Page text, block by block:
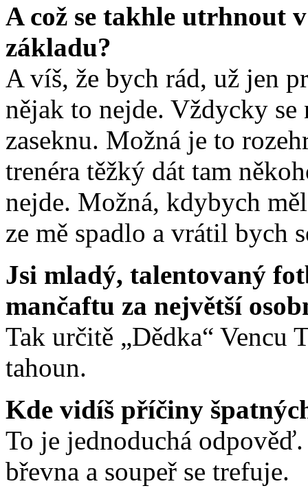
A což se takhle utrhnout
základu?
A víš, že bych rád, už jen
nějak to nejde. Vždycky
zaseknu. Možná je to
trenéra těžký dát tam
nejde. Možná, kdybych
ze mě spadlo a vrátil bych
Jsi mladý, talentovaný
mančaftu za největší
Tak určitě „Dědka“ Vencu
tahoun.
Kde vidíš příčiny
To je jednoduchá
břevna a soupeř se trefuje.